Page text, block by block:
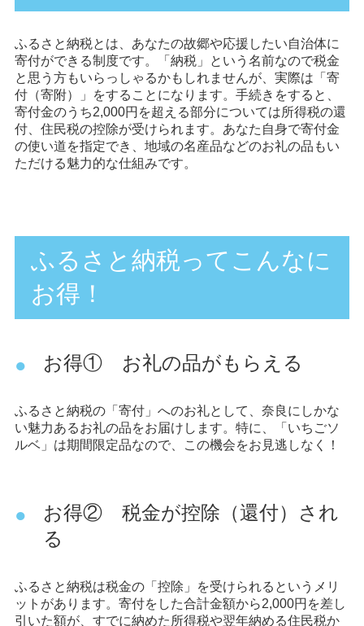
ふるさと納税とは、あなたの故郷や応援したい自治体に
寄付ができる制度です。「納税」という名前なので税金
と思う方もいらっしゃるかもしれませんが、実際は「寄
付（寄附）」をすることになります。手続きをすると、
寄付金のうち2,000円を超える部分については所得税の還
付、住民税の控除が受けられます。あなた自身で寄付金
の使い道を指定でき、地域の名産品などのお礼の品もい
ただける魅力的な仕組みです。
ふるさと納税ってこんなに
お得！
お得① お礼の品がもらえる
ふるさと納税の「寄付」へのお礼として、奈良にしかな
い魅力あるお礼の品をお届けします。特に、「いちごソ
ルベ」は期間限定品なので、この機会をお見逃しなく！
お得② 税金が控除（還付）され
る
ふるさと納税は税金の「控除」を受けられるというメリ
ットがあります。寄付をした合計金額から2,000円を差し
引いた額が、すでに納めた所得税や翌年納める住民税か